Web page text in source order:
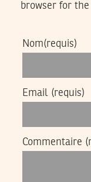
browser for
Nom(requis)
Email (requis)
Commentaire